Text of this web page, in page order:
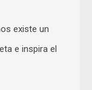
existe un
e inspira el